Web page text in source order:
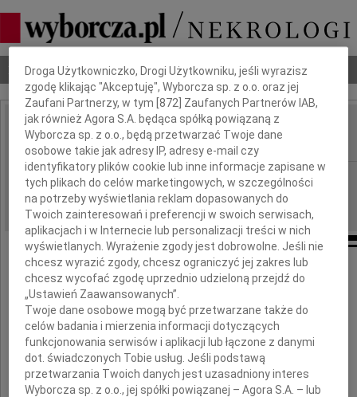
Nekrologi Odeszli Poradnik pogrzebowy
IMIĘ I NAZWISKO: Elżbieta Hornung
REGION: Poznań
DATA EMISJI: 31.03.2015
Z głębokim żalem zawiadamiamy,
że dnia 28 marca 2015 roku odeszła od nas
Dbamy o Twoją prywatność
Droga Użytkowniczko, Drogi Użytkowniku, jeśli wyrazisz
zgodę klikając "Akceptuję", Wyborcza sp. z o.o. oraz jej
Zaufani Partnerzy, w tym [872] Zaufanych Partnerów IAB,
jak również Agora S.A. będąca spółką powiązaną z
Wyborcza sp. z o.o., będą przetwarzać Twoje dane
osobowe takie jak adresy IP, adresy e-mail czy
identyfikatory plików cookie lub inne informacje zapisane w
tych plikach do celów marketingowych, w szczególności
na potrzeby wyświetlania reklam dopasowanych do
Twoich zainteresowań i preferencji w swoich serwisach,
aplikacjach i w Internecie lub personalizacji treści w nich
wyświetlanych. Wyrażenie zgody jest dobrowolne. Jeśli nie
chcesz wyrazić zgody, chcesz ograniczyć jej zakres lub
chcesz wycofać zgodę uprzednio udzieloną przejdź do
„Ustawień Zaawansowanych”.
Twoje dane osobowe mogą być przetwarzane także do
celów badania i mierzenia informacji dotyczących
funkcjonowania serwisów i aplikacji lub łączone z danymi
dot. świadczonych Tobie usług. Jeśli podstawą
przetwarzania Twoich danych jest uzasadniony interes
Wyborcza sp. z o.o., jej spółki powiązanej – Agora S.A. – lub